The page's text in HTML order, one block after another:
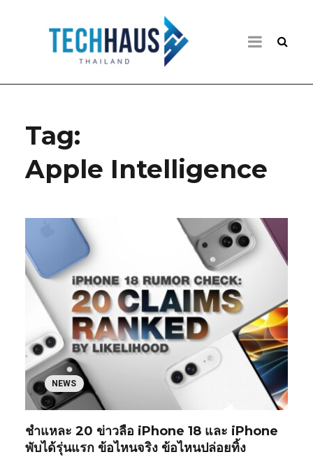
Tag:
Apple Intelligence
NEWS
ชำแหละ 20 ข่าวลือ iPhone 18 และ iPhone
พับได้รุ่นแรก ข้อไหนจริง ข้อไหนปล่อยทิ้ง